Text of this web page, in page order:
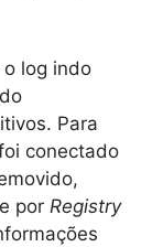
log indo
Para
conectado
por Registry